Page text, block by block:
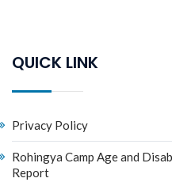
QUICK LINK
Privacy Policy
Rohingya Camp Age and
Report